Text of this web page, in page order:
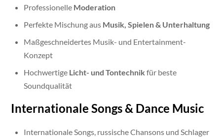
Professionelle Moderation
Perfekte Mischung aus Musik, Spielen & Unterhaltung
Maßgeschneidertes Musik- und Entertainment-
Konzept
Hochwertige Licht- und Tontechnik für beste
Soundqualität
Internationale Songs & Dance Music
Internationale Songs, russische Chansons und Schlager